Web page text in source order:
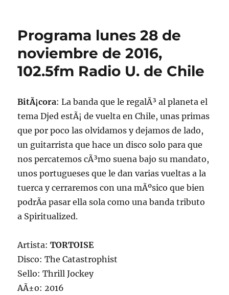
Programa lunes 28 de
noviembre de 2016,
102.5fm Radio U. de Chile
BitÃ¡cora: La banda que le regalÃ³ al planeta el
tema Djed estÃ¡ de vuelta en Chile, unas primas
que por poco las olvidamos y dejamos de lado,
un guitarrista que hace un disco solo para que
nos percatemos cÃ³mo suena bajo su mandato,
unos portugueses que le dan varias vueltas a la
tuerca y cerraremos con una mÃºsico que bien
podrÃ­a pasar ella sola como una banda tributo
a Spiritualized.
Artista:TORTOISE
Disco: The Catastrophist
Sello: Thrill Jockey
AÃ±o: 2016